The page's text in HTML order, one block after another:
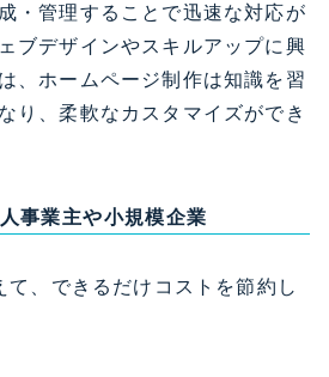
・管理することで迅速な対応が
ブデザインやスキルアップに興
、ホームページ制作は知識を習
り、柔軟なカスタマイズができ
事業主や小規模企業
て、できるだけコストを節約し